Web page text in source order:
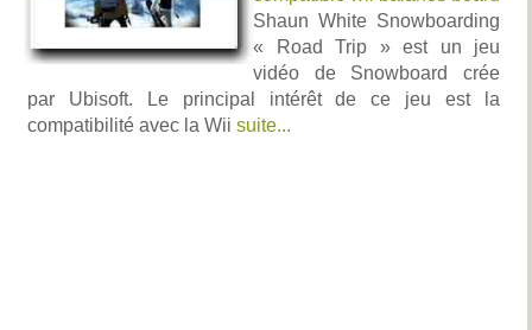
Shaun White Snowboarding
« Road Trip » est un jeu
vidéo de Snowboard crée
par Ubisoft. Le principal intérêt de ce jeu est la
compatibilité avec la Wii suite...